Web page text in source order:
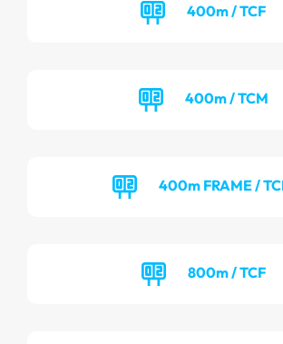
400m / TCF
400m / TCM
400m FRAME /
800m / TCF